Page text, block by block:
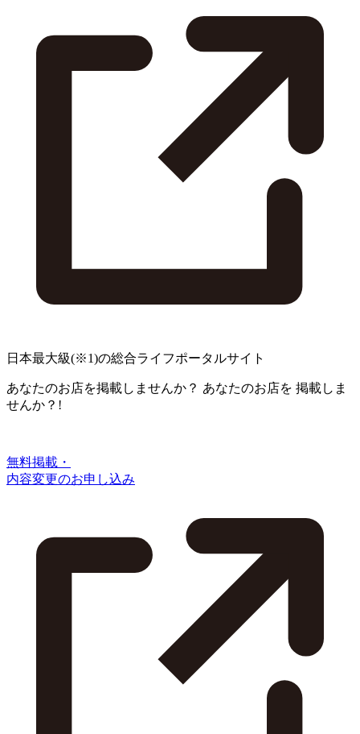
日本最大級(※1)の総合ライフポータルサイト
あなたのお店を掲載しませんか？ あなたのお店を 掲載しま
せんか？!
無料掲載・
内容変更のお申し込み